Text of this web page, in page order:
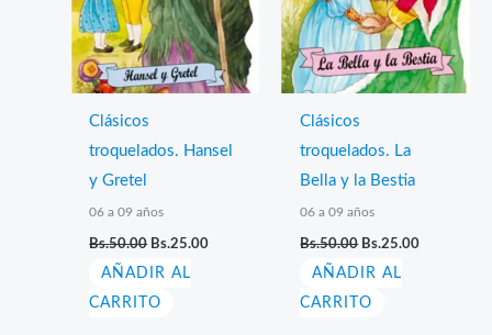
Clásicos
troquelados. Hansel
y Gretel
06 a 09 años
Bs.50.00 El
original
Bs.50.00.
Bs.25.00
AÑADIR AL
CARRITO
Clásicos
troquelados. La
Bella y la Bestia
06 a 09 años
Bs.50.00 El
original
Bs.50.00.
Bs.25.00
AÑADIR AL
CARRITO